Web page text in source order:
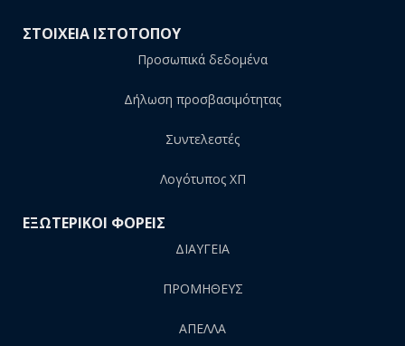
ΣΤΟΙΧΕΙΑ ΙΣΤΟΤΟΠΟΥ
Προσωπικά δεδομένα
Δήλωση προσβασιμότητας
Συντελεστές
Λογότυπος ΧΠ
ΕΞΩΤΕΡΙΚΟΙ ΦΟΡΕΙΣ
ΔΙΑΥΓΕΙΑ
ΠΡΟΜΗΘΕΥΣ
AΠΕΛΛΑ